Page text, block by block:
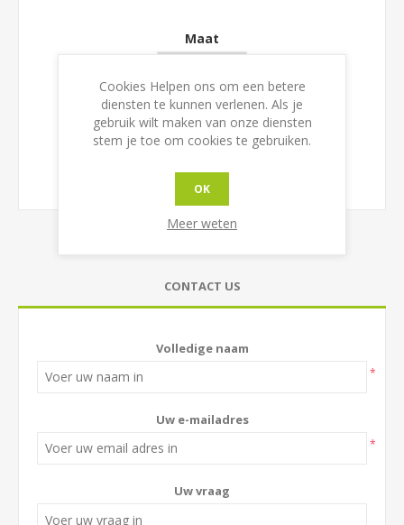
Maat
CONTACT US
Volledige naam
*
Uw e-mailadres
*
Uw vraag
Cookies Helpen ons om een betere
diensten te kunnen verlenen. Als je
gebruik wilt maken van onze diensten
stem je toe om cookies te gebruiken.
OK
Meer weten